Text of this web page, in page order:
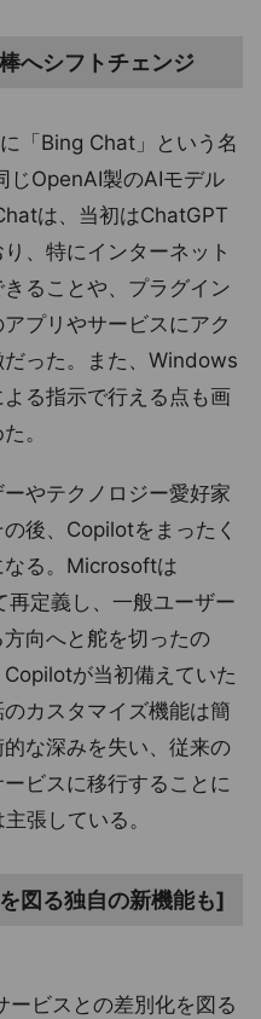
へシフトチェンジ
「Bing Chat」という名
じOpenAI製のAIモデル
は、当初はChatGPT
、特にインターネット
ることや、プラグイン
プリやサービスにアク
った。また、Windows
る指示で行える点も画
。
やテクノロジー愛好家
後、Copilotをまったく
なる。Microsoftは
定義し、一般ユーザー
向へと舵を切ったの
が当初備えていた
カスタマイズ機能は簡
な深みを失い、従来の
ビスに移行することに
張している。
図る独自の新機能も]
ビスとの差別化を図る